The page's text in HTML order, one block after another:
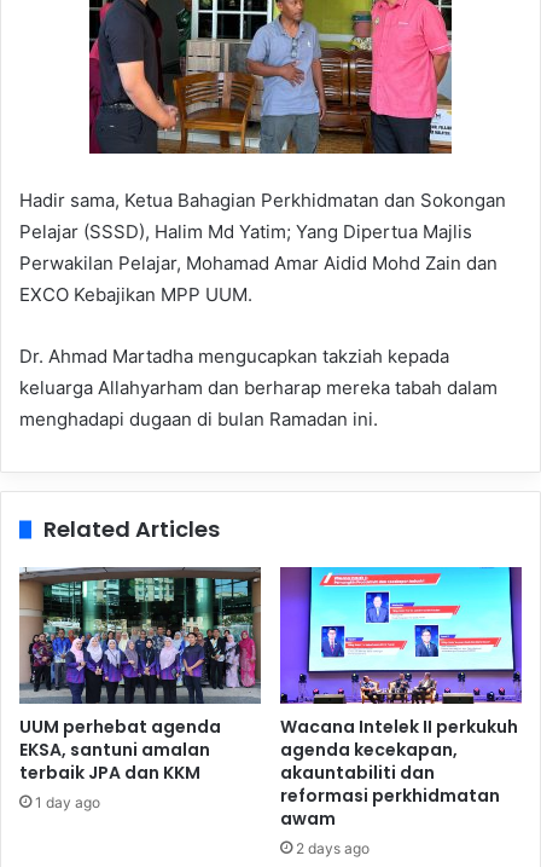
Hadir sama, Ketua Bahagian Perkhidmatan dan Sokongan
Pelajar (SSSD), Halim Md Yatim; Yang Dipertua Majlis
Perwakilan Pelajar, Mohamad Amar Aidid Mohd Zain dan
EXCO Kebajikan MPP UUM.
Dr. Ahmad Martadha mengucapkan takziah kepada
keluarga Allahyarham dan berharap mereka tabah dalam
menghadapi dugaan di bulan Ramadan ini.
Related Articles
UUM perhebat agenda
EKSA, santuni amalan
terbaik JPA dan KKM
1 day ago
Wacana Intelek II perkukuh
agenda kecekapan,
akauntabiliti dan
reformasi perkhidmatan
awam
2 days ago